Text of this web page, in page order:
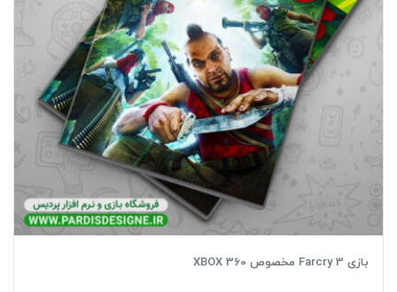
بازی Farcry 3 مخصوص XBOX 360